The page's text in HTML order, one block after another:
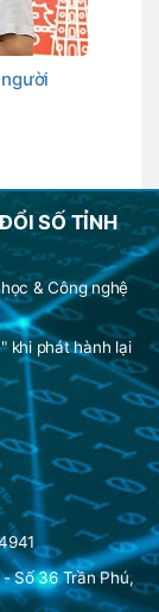
SỐ TỈNH
& Công nghệ
khi phát hành lại
Số 36 Trần Phú,